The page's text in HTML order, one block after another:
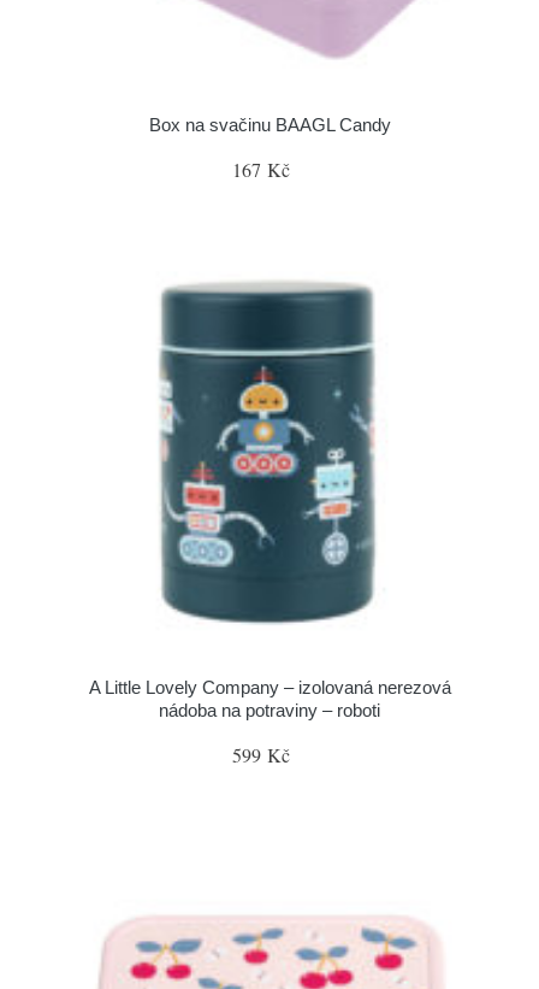
Box na svačinu BAAGL Candy
167 Kč
A Little Lovely Company – izolovaná nerezová
nádoba na potraviny – roboti
599 Kč